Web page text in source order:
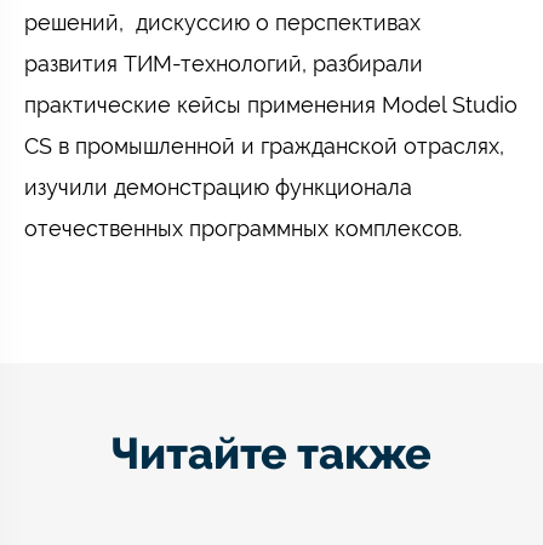
решений, дискуссию о перспективах
развития ТИМ-технологий, разбирали
практические кейсы применения Model Studio
CS в промышленной и гражданской отраслях,
изучили демонстрацию функционала
отечественных программных комплексов.
Читайте также